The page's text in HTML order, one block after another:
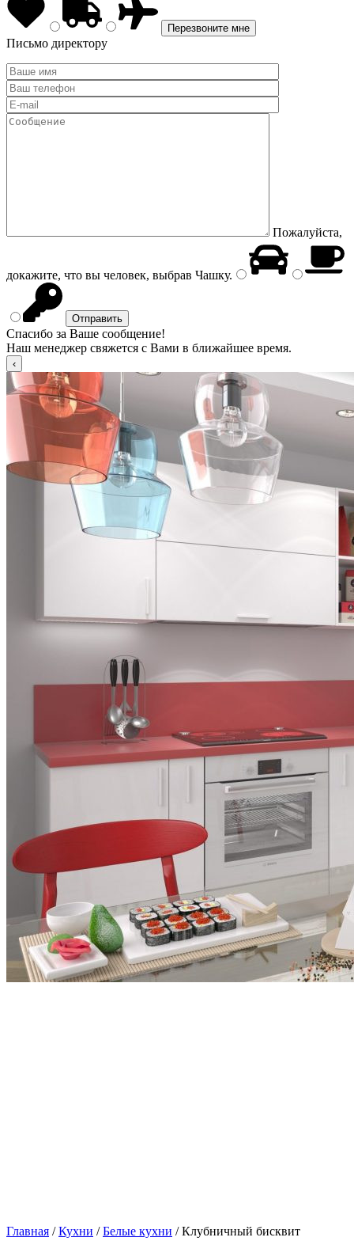
Письмо директору
Пожалуйста,
докажите, что вы человек, выбрав Чашку.
Спасибо за Ваше сообщение!
Наш менеджер свяжется с Вами в ближайшее время.
Главная /Кухни /Белые кухни / Клубничный бисквит